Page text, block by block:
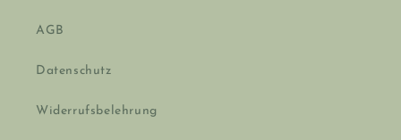
AGB
Datenschutz
Widerrufsbelehrung